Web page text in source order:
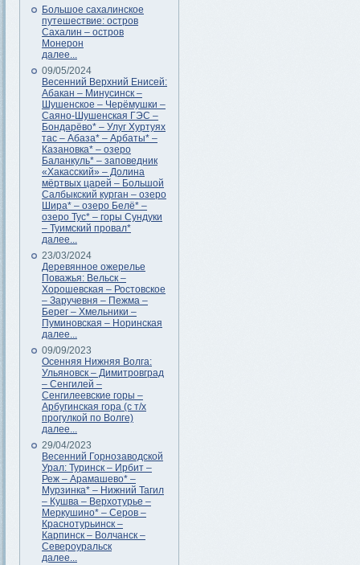
Большое сахалинское
путешествие: остров
Сахалин – остров
Монерон
далее...
09/05/2024
Весенний Верхний Енисей:
Абакан – Минусинск –
Шушенское – Черёмушки –
Саяно-Шушенская ГЭС –
Бондарёво* – Улуг Хуртуях
тас – Абаза* – Арбаты* –
Казановка* – озеро
Баланкуль* – заповедник
«Хакасский» – Долина
мёртвых царей – Большой
Салбыкский курган – озеро
Шира* – озеро Белё* –
озеро Тус* – горы Сундуки
– Туимский провал*
далее...
23/03/2024
Деревянное ожерелье
Поважья: Вельск –
Хорошевская – Ростовское
– Заручевня – Пежма –
Берег – Хмельники –
Пуминовская – Норинская
далее...
09/09/2023
Осенняя Нижняя Волга:
Ульяновск – Димитровград
– Сенгилей –
Сенгилеевские горы –
Арбугинская гора (с т/х
прогулкой по Волге)
далее...
29/04/2023
Весенний Горнозаводской
Урал: Туринск – Ирбит –
Реж – Арамашево* –
Мурзинка* – Нижний Тагил
– Кушва – Верхотурье –
Меркушино* – Серов –
Краснотурьинск –
Карпинск – Волчанск –
Североуральск
далее...